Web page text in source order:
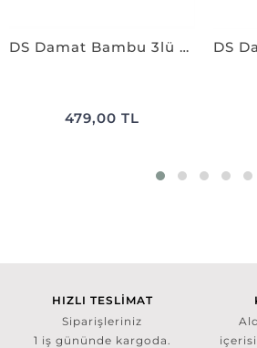
DS Damat Bambu 3lü Çorap Set SİYAH
479,00 TL
HIZLI TESLİMAT
Siparişleriniz
1 iş gününde kargoda.